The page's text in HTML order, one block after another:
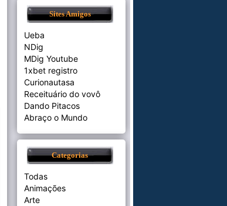
Sites Amigos
Ueba
NDig
MDig Youtube
1xbet registro
Curionautasa
Receituário do vovô
Dando Pitacos
Abraço o Mundo
Categorias
Todas
Animações
Arte